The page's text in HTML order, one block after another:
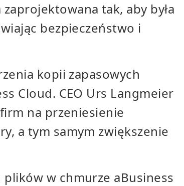
tak, aby była
bezpieczeństwo i
kopii zapasowych
Cloud. CEO Urs Langmeier
na przeniesienie
a tym samym zwiększenie
w chmurze aBusiness